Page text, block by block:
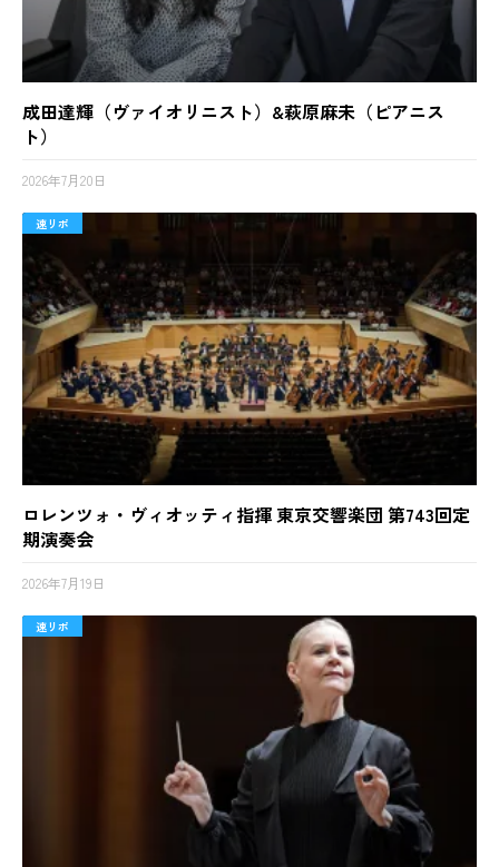
成田達輝（ヴァイオリニスト）&萩原麻未（ピアニス
ト）
2026年7月20日
速リポ
ロレンツォ・ヴィオッティ指揮 東京交響楽団 第743回定
期演奏会
2026年7月19日
速リポ